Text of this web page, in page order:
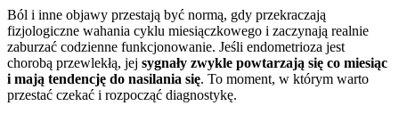
Ból i inne objawy przestają być normą, gdy przekraczają
fizjologiczne wahania cyklu miesiączkowego i zaczynają realnie
zaburzać codzienne funkcjonowanie. Jeśli endometrioza jest
chorobą przewlekłą, jej sygnały zwykle powtarzają się co miesiąc
i mają tendencję do nasilania się. To moment, w którym warto
przestać czekać i rozpocząć diagnostykę.